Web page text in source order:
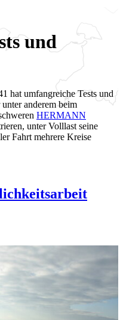
und
hat umfangreiche Tests und
anderem beim
HERMANN
unter Volllast seine
Fahrt mehrere Kreise